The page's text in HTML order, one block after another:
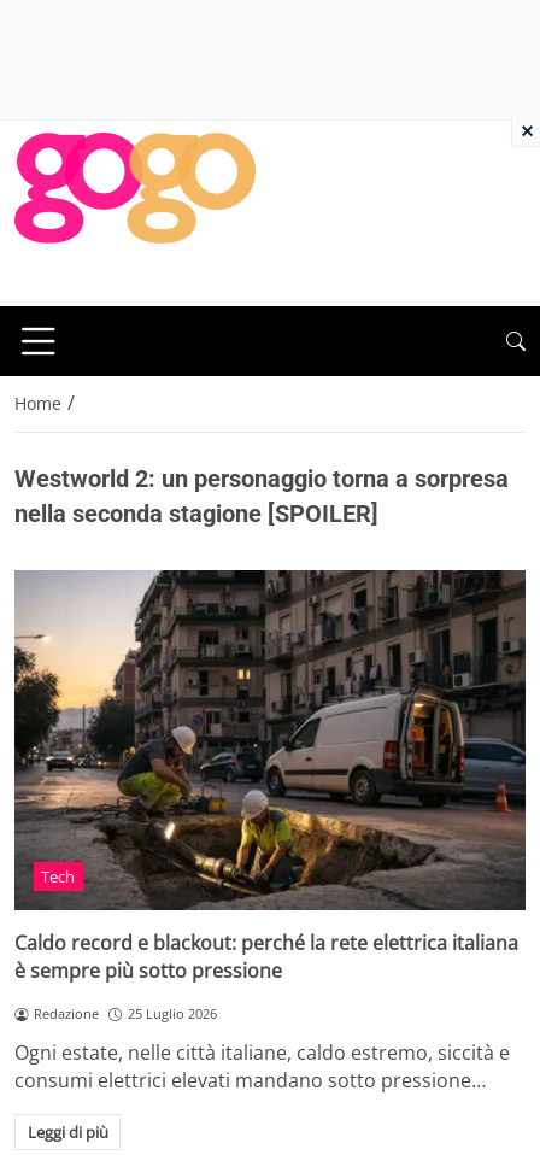
Home /
Westworld 2: un personaggio torna a sorpresa
nella seconda stagione [SPOILER]
Tech
Caldo record e blackout: perché la rete elettrica italiana
è sempre più sotto pressione
Redazione 25 Luglio 2026
Ogni estate, nelle città italiane, caldo estremo, siccità e
consumi elettrici elevati mandano sotto pressione…
Leggi di più
×